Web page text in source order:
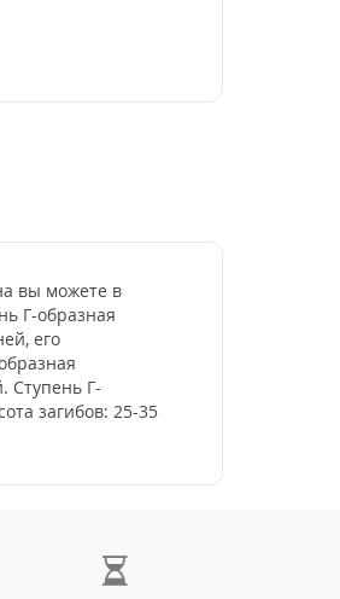
вы можете в
Г-образная
его
Ступень Г-
загибов: 25-35